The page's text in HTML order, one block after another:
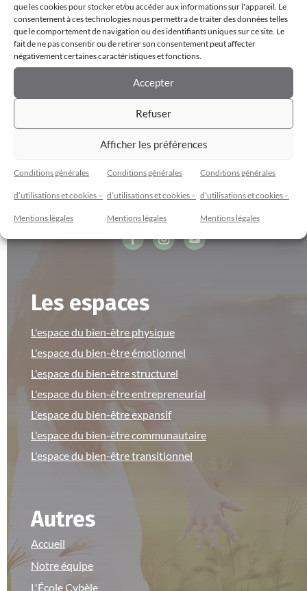
que les cookies pour stocker et/ou accéder aux informations sur l'appareil. Le
consentement à ces technologies nous permettra de traiter des données telles
que le comportement de navigation ou des identifiants uniques sur ce site. Le
fait de ne pas consentir ou de retirer son consentement peut affecter
négativement certaines caractéristiques et fonctions.
Accepter
Refuser
Afficher les préférences
Conditions générales
d’utilisations et cookies –
Mentions légales
Conditions générales
d’utilisations et cookies –
Mentions légales
Conditions générales
d’utilisations et cookies –
Mentions légales
La #magiemagie du Mot phare
Marie-Josée Guérin
Cybèle Espace Bien-Être
Les espaces
L'espace du bien-être physique
L'espace du bien-être émotionnel
L'espace du bien-être structurel
L'espace du bien-être entrepreneurial
L'espace du bien-être expansif
L'espace du bien-être communautaire
L'espace du bien-être transitionnel
Autres
Accueil
Notre équipe
L'École Cybèle